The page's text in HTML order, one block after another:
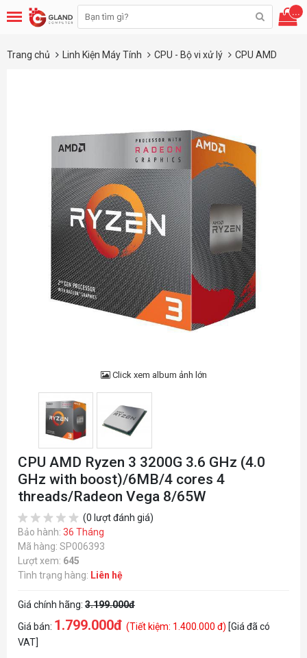
...
Trang chủ Linh Kiện Máy Tính CPU - Bộ vi xử lý CPU AMD
Click xem album ảnh lớn
CPU AMD Ryzen 3 3200G 3.6 GHz (4.0
GHz with boost)/6MB/4 cores 4
threads/Radeon Vega 8/65W
(0 lượt đánh giá)
Bảo hành: 36 Tháng
Mã hàng: SP006393
Lượt xem: 645
Tình trạng hàng: Liên hệ
Giá chính hãng: 3.199.000đ
Giá bán: 1.799.000đ (Tiết kiệm: 1.400.000 đ) [Giá đã có
VAT]